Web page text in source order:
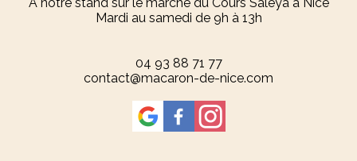
Mardi au samedi de 9h à 13h
04 93 88 71 77
contact@macaron-de-nice.com